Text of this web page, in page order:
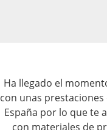
Ha llegado el
con unas
España por lo que te
con materiales de